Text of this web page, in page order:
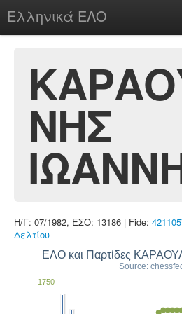
Ελληνικά ΕΛΟ
chesstu.be @ discord
LoginΝΗΣ
Η/Γ: 07/1982, ΕΣΟ: 13186 | Fide:
Δελτίου
ΕΛΟ και Παρτίδες
Source:
1750